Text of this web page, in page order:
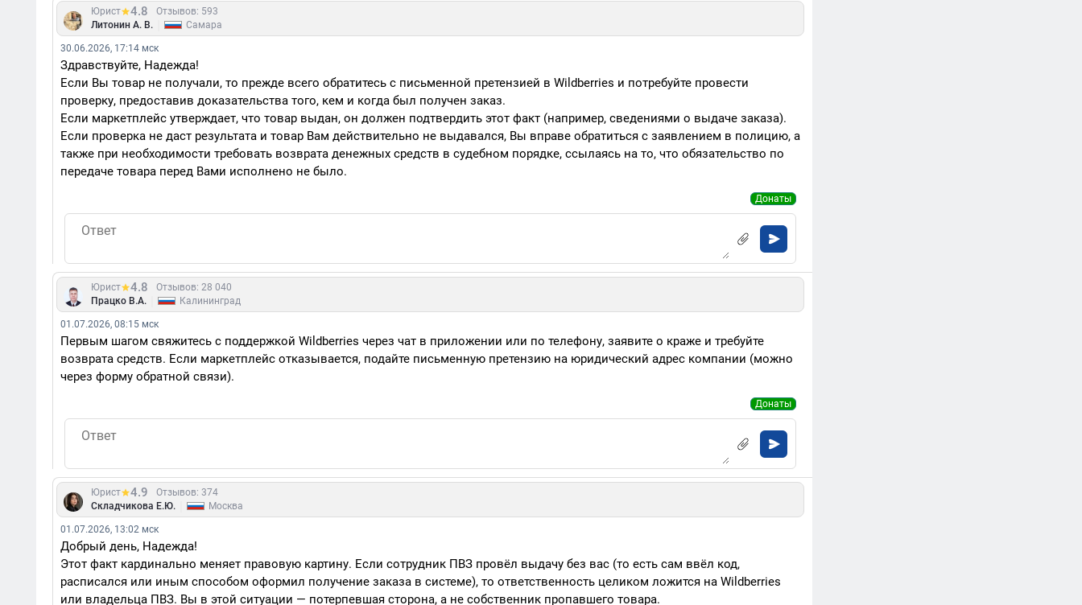
Юрист 4.8
Отзывов: 593
Литонин А. В.
Самара
30.06.2026, 17:14 мск
Здравствуйте, Надежда!
Если Вы товар не получали, то прежде всего обратитесь с письменной претензией в Wildberries и потребуйте провести
проверку, предоставив доказательства того, кем и когда был получен заказ.
Если маркетплейс утверждает, что товар выдан, он должен подтвердить этот факт (например, сведениями о выдаче заказа).
Если проверка не даст результата и товар Вам действительно не выдавался, Вы вправе обратиться с заявлением в полицию, а
также при необходимости требовать возврата денежных средств в судебном порядке, ссылаясь на то, что обязательство по
передаче товара перед Вами исполнено не было.
Донаты
Юрист 4.8
Отзывов: 28 040
Працко В.А.
Калининград
01.07.2026, 08:15 мск
Первым шагом свяжитесь с поддержкой Wildberries через чат в приложении или по телефону, заявите о краже и требуйте
возврата средств. Если маркетплейс отказывается, подайте письменную претензию на юридический адрес компании (можно
через форму обратной связи).
Донаты
Юрист 4.9
Отзывов: 374
Складчикова Е.Ю.
Москва
01.07.2026, 13:02 мск
Добрый день, Надежда!
Этот факт кардинально меняет правовую картину. Если сотрудник ПВЗ провёл выдачу без вас (то есть сам ввёл код,
расписался или иным способом оформил получение заказа в системе), то ответственность целиком ложится на Wildberries
или владельца ПВЗ. Вы в этой ситуации — потерпевшая сторона, а не собственник пропавшего товара.